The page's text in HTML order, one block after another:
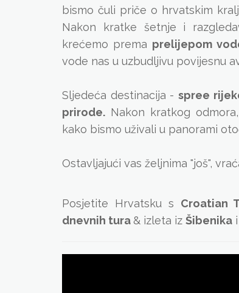
bismo čuli priče o hrvatskim
Nakon kratke šetnje i
krećemo prema prelijepom
vode nas u uzbudljivu povijesnu
Sljedeća destinacija -spree
prirode. Nakon kratkog
kako bismo uživali u panorami
Ostavljajući vas željnima "još",
Posjetite Hrvatsku s Croatian
dnevnih tura& izleta iz Šibenika